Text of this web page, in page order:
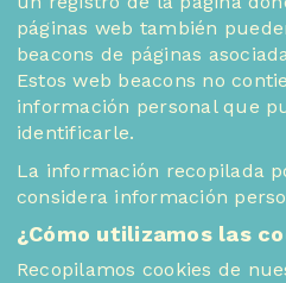
páginas web también
beacons de páginas
Estos web beacons no
información personal que
identificarle.
La información recopilada
considera información
¿Cómo utilizamos las
Recopilamos cookies de